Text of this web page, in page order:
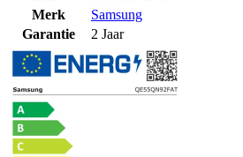
Merk
Samsung
Garantie
2 Jaar